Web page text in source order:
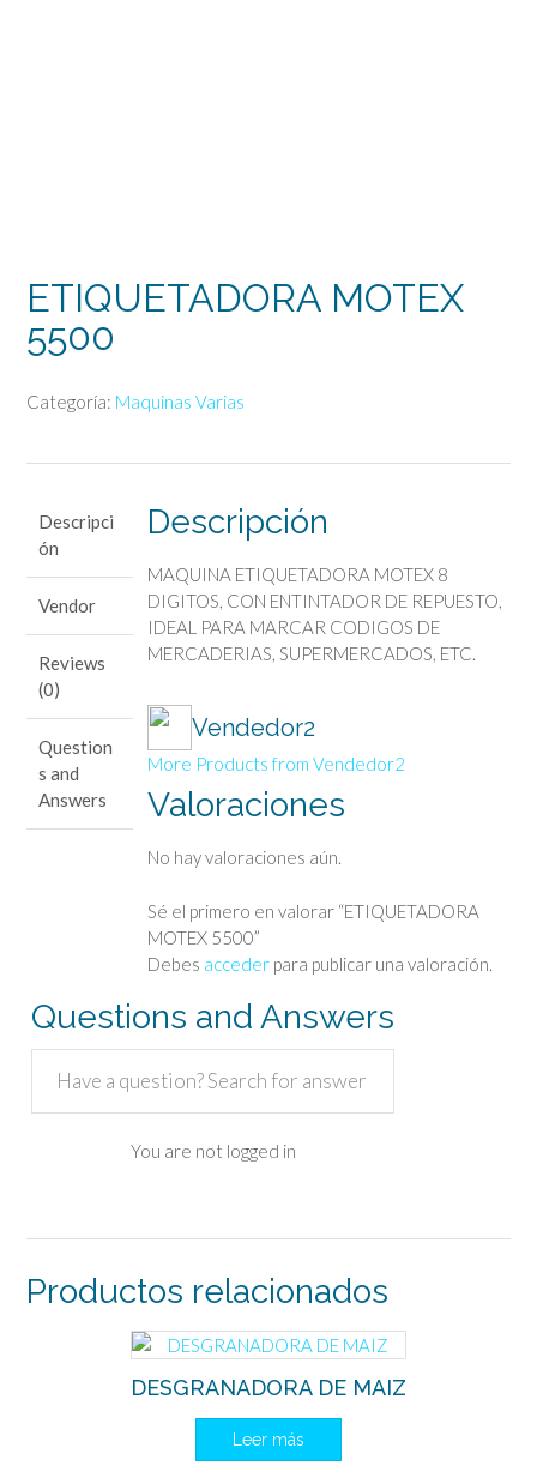
ETIQUETADORA MOTEX
5500
Categoría: Maquinas Varias
Descripci
ón
Vendor
Reviews
(0)
Question
s and
Answers
Descripción
MAQUINA ETIQUETADORA MOTEX 8
DIGITOS, CON ENTINTADOR DE REPUESTO,
IDEAL PARA MARCAR CODIGOS DE
MERCADERIAS, SUPERMERCADOS, ETC.
Vendedor2
More Products from Vendedor2
Valoraciones
No hay valoraciones aún.
Sé el primero en valorar “ETIQUETADORA
MOTEX 5500”
Debes accederpara publicar una valoración.
Questions and Answers
You are not logged in
Productos relacionados
DESGRANADORA DE MAIZ
Leer más